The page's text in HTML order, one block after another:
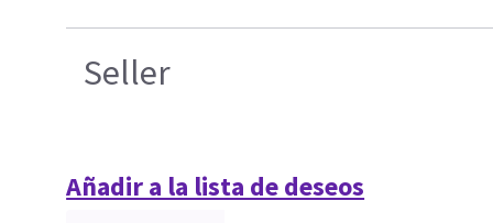
Seller
Añadir a la lista de deseos